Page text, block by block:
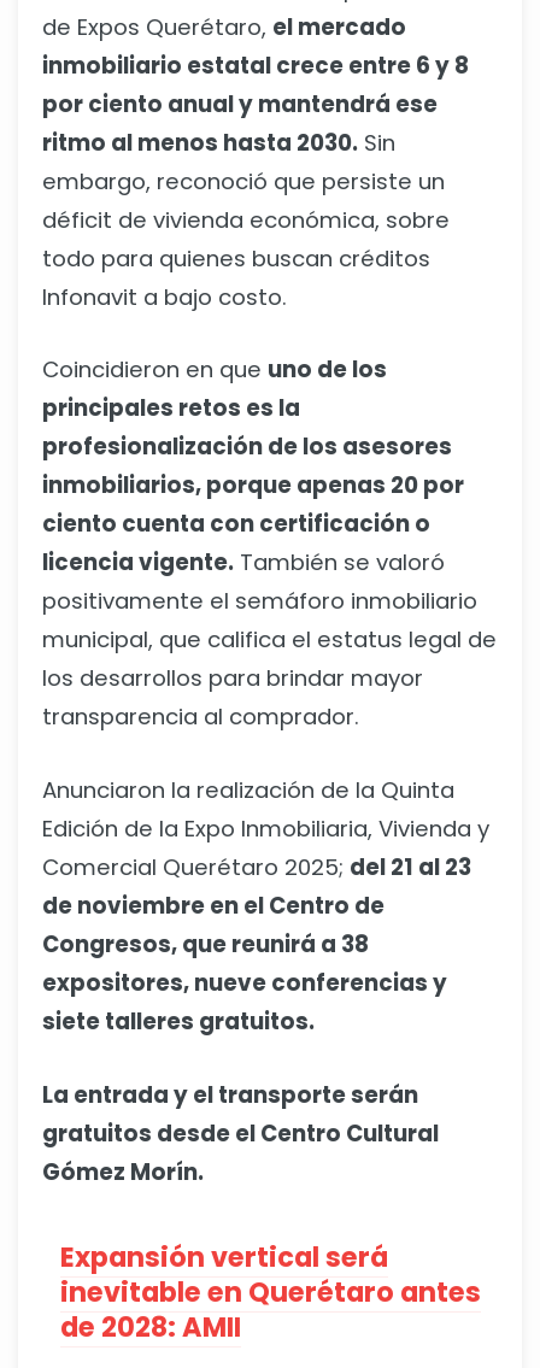
de Expos Querétaro, el mercado
inmobiliario estatal crece entre 6 y 8
por ciento anual y mantendrá ese
ritmo al menos hasta 2030. Sin
embargo, reconoció que persiste un
déficit de vivienda económica, sobre
todo para quienes buscan créditos
Infonavit a bajo costo.
Coincidieron en que uno de los
principales retos es la
profesionalización de los asesores
inmobiliarios, porque apenas 20 por
ciento cuenta con certificación o
licencia vigente. También se valoró
positivamente el semáforo inmobiliario
municipal, que califica el estatus legal de
los desarrollos para brindar mayor
transparencia al comprador.
Anunciaron la realización de la Quinta
Edición de la Expo Inmobiliaria, Vivienda y
Comercial Querétaro 2025; del 21 al 23
de noviembre en el Centro de
Congresos, que reunirá a 38
expositores, nueve conferencias y
siete talleres gratuitos.
La entrada y el transporte serán
gratuitos desde el Centro Cultural
Gómez Morín.
Expansión vertical será
inevitable en Querétaro antes
de 2028: AMII